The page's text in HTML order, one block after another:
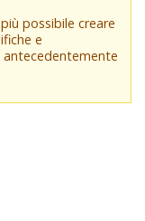
possibile creare
e